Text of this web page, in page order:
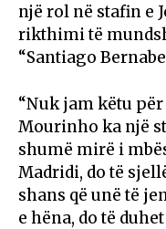
një rol në stafin e
rikthimi të
“Santiago
“Nuk jam këtu
Mourinho ka një
shumë mirë i
Madridi, do të
shans që unë të
e hëna, do të